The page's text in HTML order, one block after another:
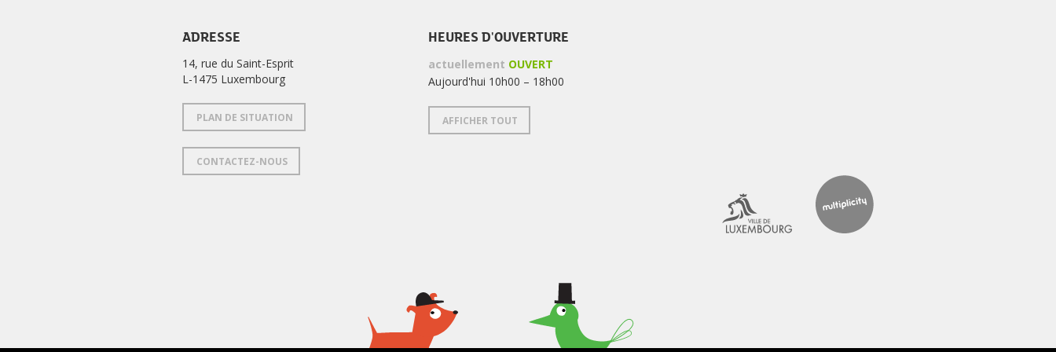
ADRESSE
14, rue du Saint-Esprit
L-1475 Luxembourg
PLAN DE SITUATION
CONTACTEZ-NOUS
HEURES D'OUVERTURE
actuellement OUVERT
Aujourd'hui 10h00 – 18h00
AFFICHER TOUT